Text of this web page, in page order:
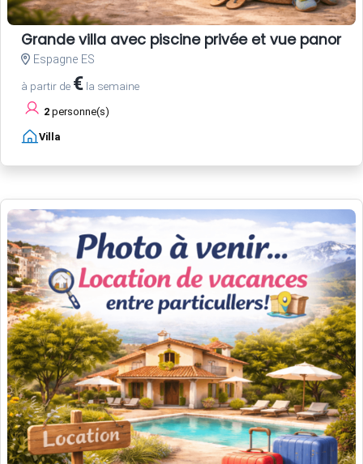
Grande villa avec piscine privée et vue
Espagne ES
à partir de € la semaine
2 personne(s)
Villa